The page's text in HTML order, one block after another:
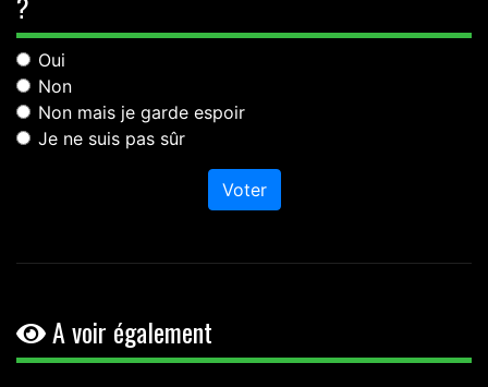
Oui
Non
Non mais je garde espoir
Je ne suis pas sûr
Voter
A voir également